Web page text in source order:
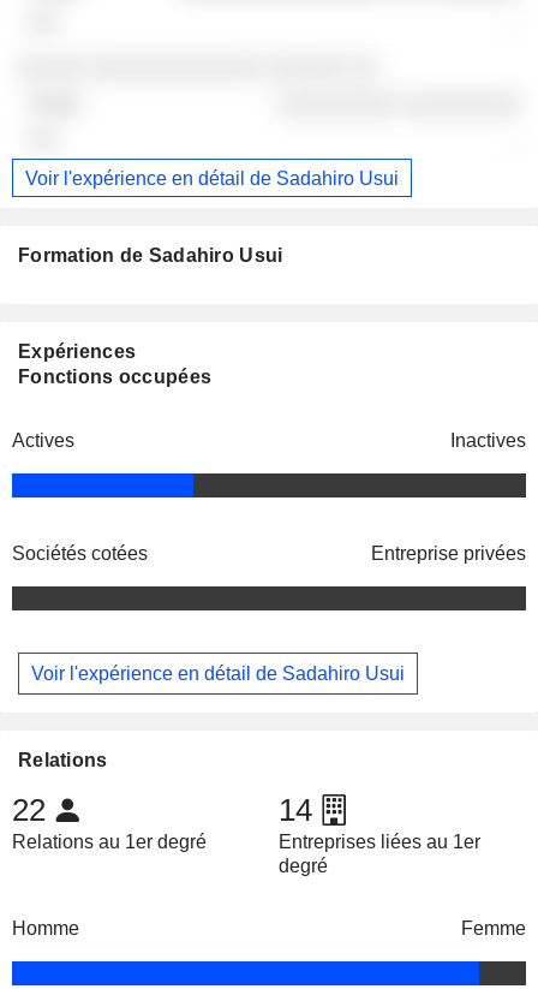
Voir l'expérience en détail de Sadahiro Usui
Formation de Sadahiro Usui
Expériences
Fonctions occupées
Actives Inactives
Sociétés cotées Entreprise privées
Voir l'expérience en détail de Sadahiro Usui
Relations
22
Relations au 1er degré
14
Entreprises liées au 1er
degré
Homme Femme